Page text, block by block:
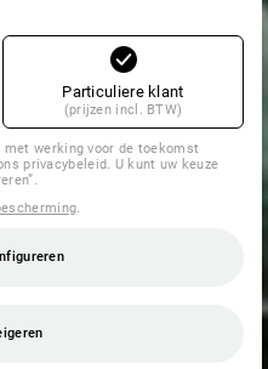
Particuliere klant
(prijzen incl. BTW)
werking voor de toekomst
privacybeleid. U kunt uw keuze
.